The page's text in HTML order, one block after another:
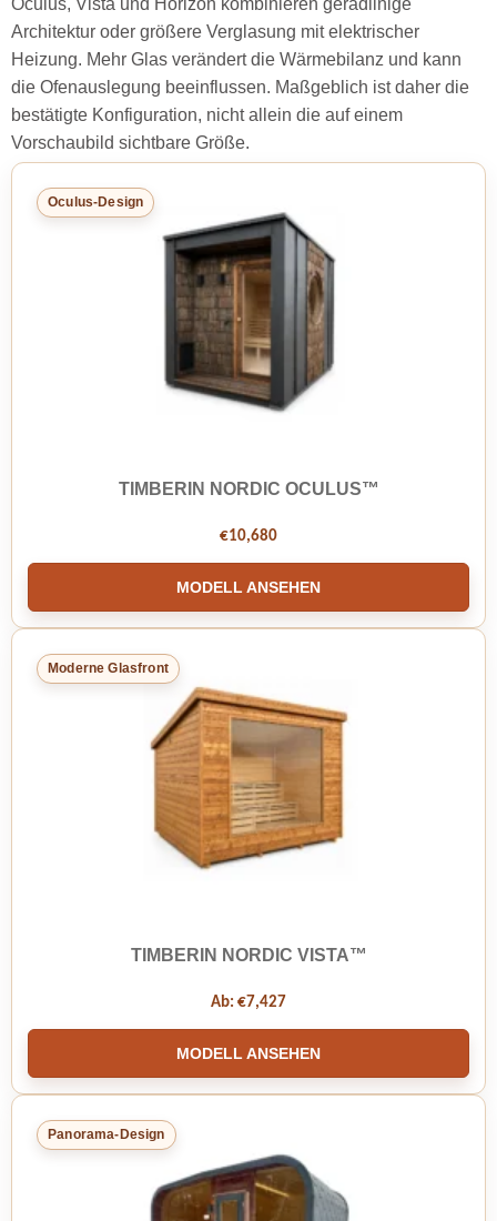
Oculus, Vista und Horizon kombinieren geradlinige
Architektur oder größere Verglasung mit elektrischer
Heizung. Mehr Glas verändert die Wärmebilanz und kann
die Ofenauslegung beeinflussen. Maßgeblich ist daher die
bestätigte Konfiguration, nicht allein die auf einem
Vorschaubild sichtbare Größe.
Oculus-Design
TIMBERIN NORDIC OCULUS™
€10,680
MODELL ANSEHEN
Moderne Glasfront
TIMBERIN NORDIC VISTA™
Ab: €7,427
MODELL ANSEHEN
Panorama-Design